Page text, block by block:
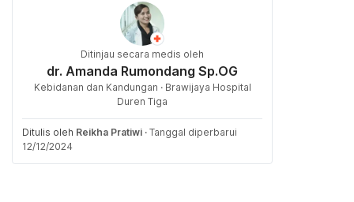
Ditinjau secara medis oleh
dr. Amanda Rumondang Sp.OG
Kebidanan dan Kandungan · Brawijaya Hospital
Duren Tiga
Ditulis oleh Reikha Pratiwi · Tanggal diperbarui
12/12/2024